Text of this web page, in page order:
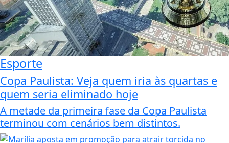
Esporte
Copa Paulista: Veja quem iria às quartas e
quem seria eliminado hoje
A metade da primeira fase da Copa Paulista
terminou com cenários bem distintos.